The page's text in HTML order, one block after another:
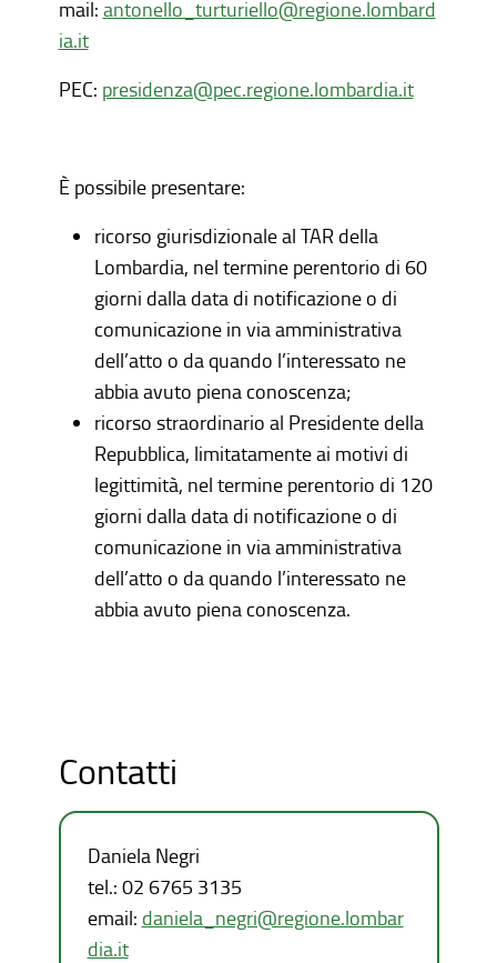
mail: antonello_turturiello@regione.lombard
ia.it
PEC: presidenza@pec.regione.lombardia.it
È possibile presentare:
ricorso giurisdizionale al TAR della
Lombardia, nel termine perentorio di 60
giorni dalla data di notificazione o di
comunicazione in via amministrativa
dell’atto o da quando l’interessato ne
abbia avuto piena conoscenza;
ricorso straordinario al Presidente della
Repubblica, limitatamente ai motivi di
legittimità, nel termine perentorio di 120
giorni dalla data di notificazione o di
comunicazione in via amministrativa
dell’atto o da quando l’interessato ne
abbia avuto piena conoscenza.
Contatti
Daniela Negri
tel.: 02 6765 3135
email: daniela_negri@regione.lombar
dia.it